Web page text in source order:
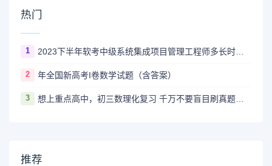
热门
1 2023下半年软考中级系统集成项目管理工程师多长时间出成绩
2 年全国新高考I卷数学试题（含答案）
3 想上重点高中，初三数理化复习 千万不要盲目刷真题卷和模拟卷！
推荐